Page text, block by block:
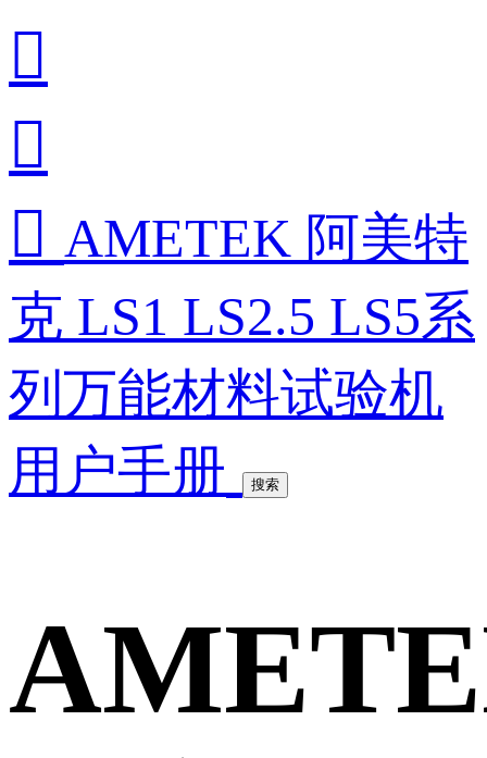


 AMETEK 阿美特
克 LS1 LS2.5 LS5系
列万能材料试验机
用户手册
搜索